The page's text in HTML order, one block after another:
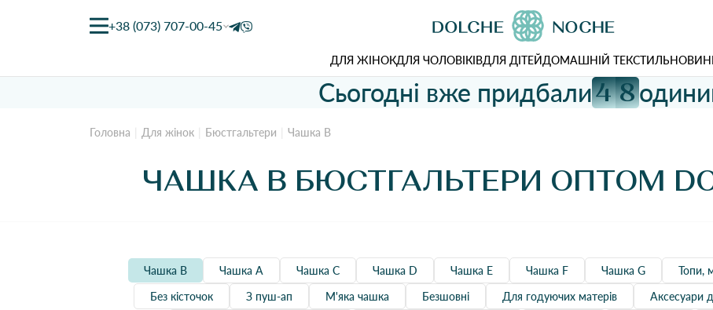
+38 (073) 707-00-45
ДЛЯ ЖІНОКДЛЯ ЧОЛОВІКІВДЛЯ ДІТЕЙДОМАШНІЙ ТЕКСТИЛЬ
Сьогодні вже придбали4 8
Головна Для жінок Бюстгальтери Чашка B
ЧАШКА B БЮСТГАЛЬТЕРИ ОПТОМ
Чашка B Чашка А Чашка C Чашка D Чашка Е Чашка F Чашка G Топи,
Без кісточок
З пуш-ап М'яка чашка Безшовні Для годуючих матерів Aксесуари